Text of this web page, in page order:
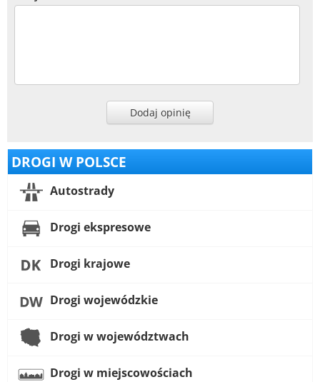
Dodaj opinię
DROGI W POLSCE
Autostrady
Drogi ekspresowe
Drogi krajowe
Drogi wojewódzkie
Drogi w województwach
Drogi w miejscowościach